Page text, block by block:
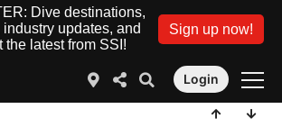
Dive destinations,
updates, and
latest from SSI!
Sign up now!
Login